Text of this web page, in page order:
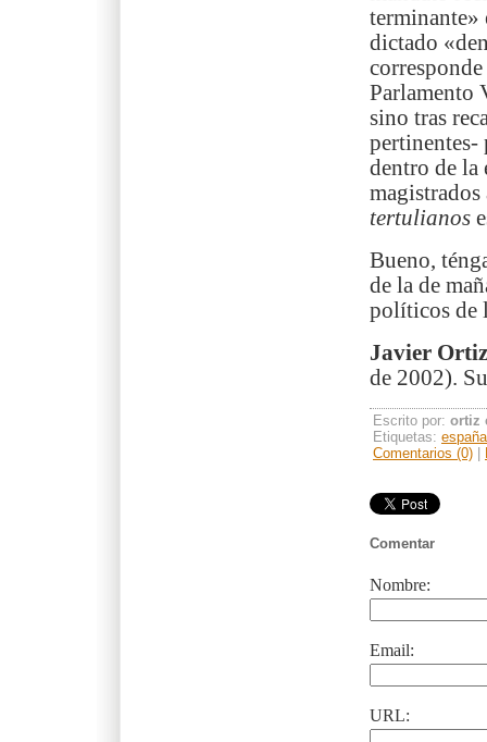
terminante»
dictado
Parlamento
sino tras
pertinentes-
dentro de la
tertulianos
Bueno,
de la de
políticos de
Javier
de 2002).
Escrito por: ortiz
Etiquetas: españa
Comentarios (0)
Comentar
Nombre:
Email:
URL: